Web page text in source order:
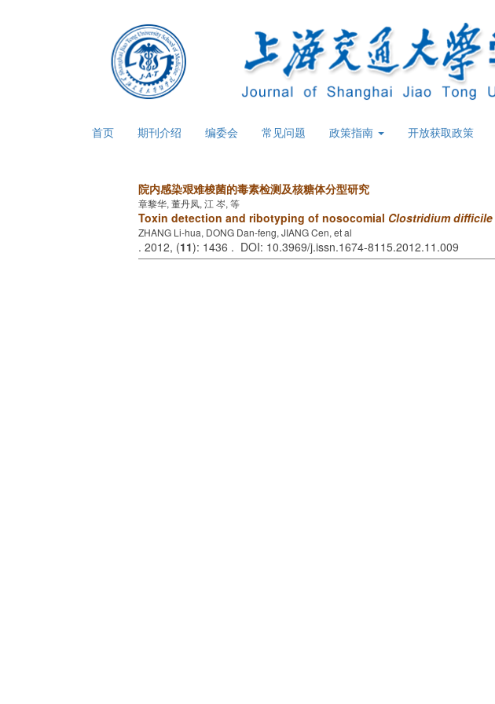
首页 期刊介绍 编委会 常见问题 政策指南 开放获取政策
院内感染艰难梭菌的毒素检测及核糖体分型研究
章黎华, 董丹凤, 江 岑, 等
Toxin detection and ribotyping of nosocomial Clostridium difficile
ZHANG Li-hua, DONG Dan-feng, JIANG Cen, et al
. 2012, (11): 1436 . DOI: 10.3969/j.issn.1674-8115.2012.11.009